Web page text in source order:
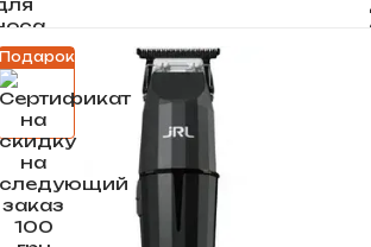
Подарок